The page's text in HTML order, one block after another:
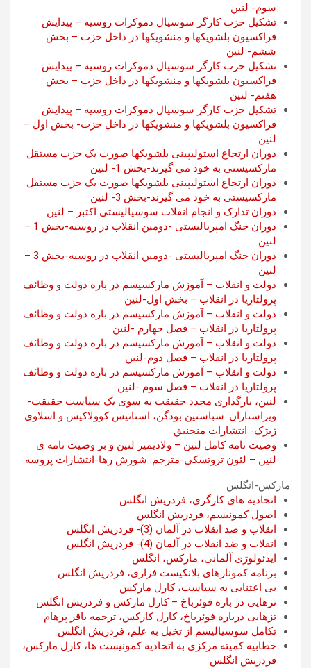
سوم- لنین
تشکیل حزب کارگر سوسیال دموکرات روسیه – پیدایش
فراکسیون بلشویکها و منشویکها در داخل حزب – بخش
ششم- لنین
تشکیل حزب کارگر سوسیال دموکرات روسیه – پیدایش
فراکسیون بلشویکها و منشویکها در داخل حزب – بخش
هفتم- لنین
تشکیل حزب کارگر سوسیال دموکرات روسیه – پیدایش
فراکسیون بلشویکها و منشویکها در داخل حزب- بخش اول –
لنین
دوران ارتجاع استولیپینی بلشویکها صورت یک حزب مستقل
مارکسیستی به خود می گیرند-بخش 1- لنین
دوران ارتجاع استولیپینی بلشویکها صورت یک حزب مستقل
مارکسیستی به خود می گیرند-بخش 3- لنین
دوران تدارک و انجام انقلاب سوسیالیستی اکتبر – لنین
دوران جنگ امپریالیستی -دومین انقلاب در روسیه-بخش 1 –
لنین
دوران جنگ امپریالیستی -دومین انقلاب در روسیه-بخش 3 –
لنین
دولت و انقلاب – آموزش مارکسیسم در باره دولت و وظائف
پرولتاریا در انقلاب – بخش اول-لنین
دولت و انقلاب – آموزش مارکسیسم در باره دولت و وظائف
پرولتاریا در انقلاب – فصل جهارم -لنین
دولت و انقلاب – آموزش مارکسیسم در باره دولت و وظائف
پرولتاریا در انقلاب – فصل دوم-لنین
دولت و انقلاب – آموزش مارکسیسم در باره دولت و وظائف
پرولتاریا در انقلاب – فصل سوم -لنین
لنین، بارگذاری مجدد حقیقت به سوی یک سیاست حقیقت-
ویراستاران: سباستین بودگن، استاتیس کوولاکیس و اسلاوی
ژیژک- انتشارات منجنیق
وصیت نامه کامل لنین – ولادیمیر لنین و بر وصیت نامه ی
لنین – لئون تروتسکی-مترجم: شورش رها-انتشارات پروسه
مارکس-انگلس
اتحادیه های کارگری، فردریش انگلس
اصول کمونیسم، فردریش انگلس
انقلاب و ضد انقلاب در آلمان (3)- فردریش انگلس
انقلاب و ضد انقلاب در آلمان (4)- فردریش انگلس
ایدئولوژی آلمانی، مارکس، انگلس
برنامه کمونارهای بلانکیست فراری، فردریش انگلس
بی اعتنایی به سیاست، کارل مارکس
تزهایی در باره فوئرباخ – کارل مارکس و فردریش انگلس
تزهایی درباره فوئرباخ، کارل کارکس، ترجمه باقر پرهام
تکامل سوسیالیسم از تخیل به علم، فردریش انگلس
خطابیه کمیته مرکزی به اتحادیه کمونیست ها، کارل مارکس،
فردریش انگلس